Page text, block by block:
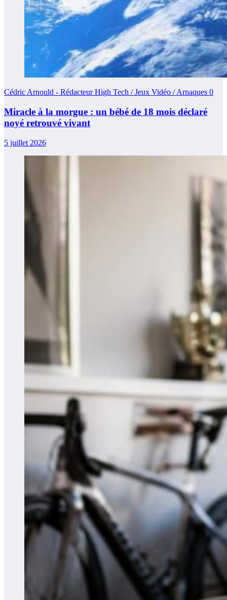
Cédric Arnould - Rédacteur High Tech / Jeux Vidéo / Arnaques 0
Miracle à la morgue : un bébé de 18 mois déclaré
noyé retrouvé vivant
5 juillet 2026